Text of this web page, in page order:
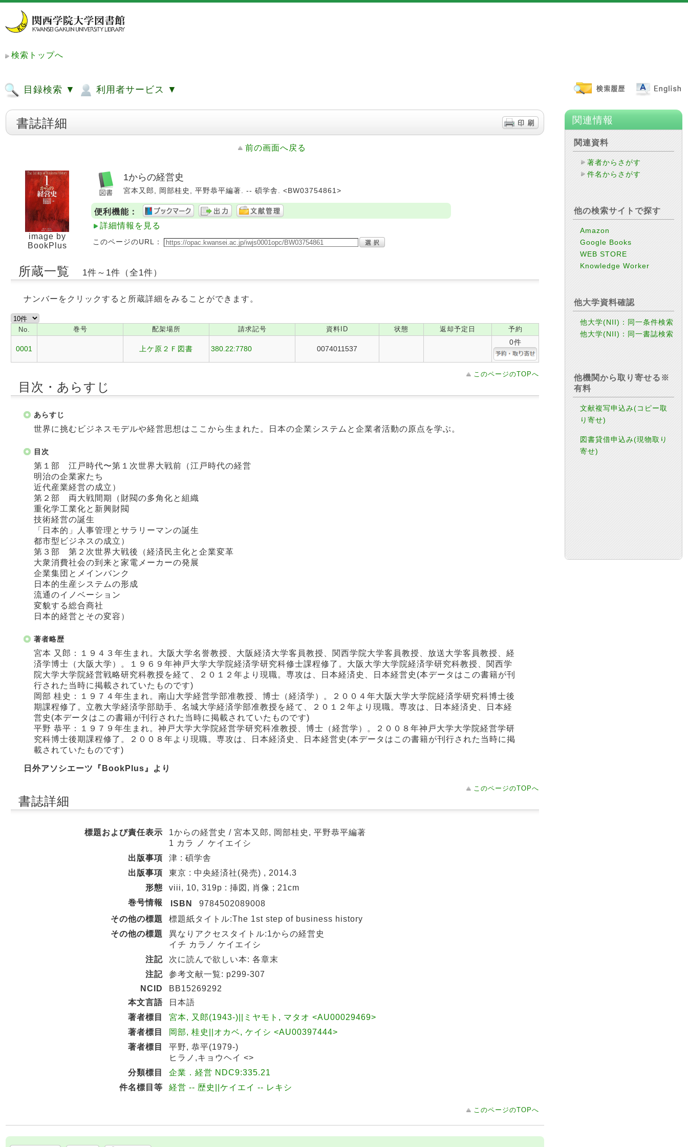
検索トップへ
目録検索 ▼ 利用者サービス ▼
書誌詳細
前の画面へ戻る
image by
BookPlus
1からの経営史
宮本又郎, 岡部桂史, 平野恭平編著. -- 碩学舎. <BW03754861>
便利機能：
詳細情報を見る
このページのURL：
所蔵一覧 1件～1件（全1件）
ナンバーをクリックすると所蔵詳細をみることができます。
No. 巻号 配架場所 請求記号 資料ID 状態 返却予定日 予約
0001 上ケ原２Ｆ図書 380.22:7780 0074011537
0件
このページのTOPへ
目次・あらすじ
あらすじ
世界に挑むビジネスモデルや経営思想はここから生まれた。日本の企業システムと企業者活動の原点を学ぶ。
目次
第１部 江戸時代〜第１次世界大戦前（江戸時代の経営
明治の企業家たち
近代産業経営の成立）
第２部 両大戦間期（財閥の多角化と組織
重化学工業化と新興財閥
技術経営の誕生
「日本的」人事管理とサラリーマンの誕生
都市型ビジネスの成立）
第３部 第２次世界大戦後（経済民主化と企業変革
大衆消費社会の到来と家電メーカーの発展
企業集団とメインバンク
日本的生産システムの形成
流通のイノベーション
変貌する総合商社
日本的経営とその変容）
著者略歴
宮本 又郎：１９４３年生まれ。大阪大学名誉教授、大阪経済大学客員教授、関西学院大学客員教授、放送大学客員教授、経
済学博士（大阪大学）。１９６９年神戸大学大学院経済学研究科修士課程修了。大阪大学大学院経済学研究科教授、関西学
院大学大学院経営戦略研究科教授を経て、２０１２年より現職。専攻は、日本経済史、日本経営史(本データはこの書籍が刊
行された当時に掲載されていたものです)
岡部 桂史：１９７４年生まれ。南山大学経営学部准教授、博士（経済学）。２００４年大阪大学大学院経済学研究科博士後
期課程修了。立教大学経済学部助手、名城大学経済学部准教授を経て、２０１２年より現職。専攻は、日本経済史、日本経
営史(本データはこの書籍が刊行された当時に掲載されていたものです)
平野 恭平：１９７９年生まれ。神戸大学大学院経営学研究科准教授、博士（経営学）。２００８年神戸大学大学院経営学研
究科博士後期課程修了。２００８年より現職。専攻は、日本経済史、日本経営史(本データはこの書籍が刊行された当時に掲
載されていたものです)
日外アソシエーツ『BookPlus』より
このページのTOPへ
書誌詳細
標題および責任表示
1からの経営史 / 宮本又郎, 岡部桂史, 平野恭平編著
1 カラ ノ ケイエイシ
出版事項
津 : 碩学舎
出版事項
東京 : 中央経済社(発売) , 2014.3
形態
viii, 10, 319p : 挿図, 肖像 ; 21cm
巻号情報
ISBN
9784502089008
その他の標題
標題紙タイトル:The 1st step of business history
その他の標題
異なりアクセスタイトル:1からの経営史
イチ カラノ ケイエイシ
注記
次に読んで欲しい本: 各章末
注記
参考文献一覧: p299-307
NCID
BB15269292
本文言語
日本語
著者標目
宮本, 又郎(1943-)||ミヤモト, マタオ <AU00029469>
著者標目
岡部, 桂史||オカベ, ケイシ <AU00397444>
著者標目
平野, 恭平(1979-)
ヒラノ,キョウヘイ <>
分類標目
企業．経営 NDC9:335.21
件名標目等
経営 -- 歴史||ケイエイ -- レキシ
このページのTOPへ
関連情報
関連資料
著者からさがす
件名からさがす
他の検索サイトで探す
Amazon
Google Books
WEB STORE
Knowledge Worker
他大学資料確認
他大学(NII)：同一条件検索
他大学(NII)：同一書誌検索
他機関から取り寄せる※
有料
文献複写申込み(コピー取
り寄せ)
図書貸借申込み(現物取り
寄せ)